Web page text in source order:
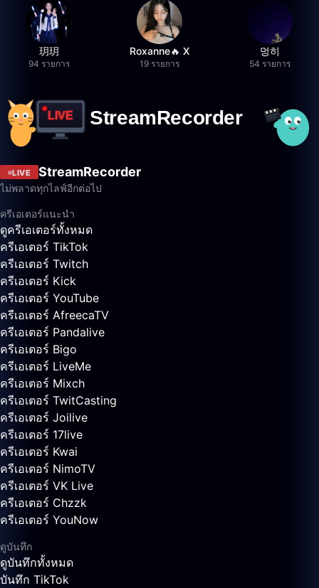
玥玥
94 รายการ
Roxanne🔥 X
19 รายการ
멍히
54 รายการ
LIVE StreamRecorder
ไม่พลาดทุกไลฟ์อีกต่อไป
ครีเอเตอร์แนะนำ
ดูครีเอเตอร์ทั้งหมด
ครีเอเตอร์ TikTok
ครีเอเตอร์ Twitch
ครีเอเตอร์ Kick
ครีเอเตอร์ YouTube
ครีเอเตอร์ AfreecaTV
ครีเอเตอร์ Pandalive
ครีเอเตอร์ Bigo
ครีเอเตอร์ LiveMe
ครีเอเตอร์ Mixch
ครีเอเตอร์ TwitCasting
ครีเอเตอร์ Joilive
ครีเอเตอร์ 17live
ครีเอเตอร์ Kwai
ครีเอเตอร์ NimoTV
ครีเอเตอร์ VK Live
ครีเอเตอร์ Chzzk
ครีเอเตอร์ YouNow
ดูบันทึก
ดูบันทึกทั้งหมด
บันทึก TikTok